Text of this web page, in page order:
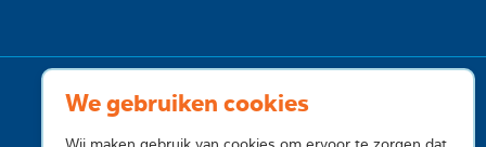
We gebruiken cookies